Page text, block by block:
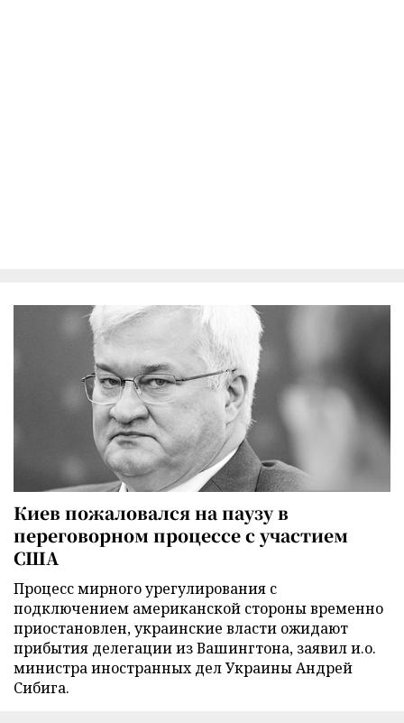
Киев пожаловался на паузу в
переговорном процессе с участием
США
Процесс мирного урегулирования с
подключением американской стороны временно
приостановлен, украинские власти ожидают
прибытия делегации из Вашингтона, заявил и.о.
министра иностранных дел Украины Андрей
Сибига.